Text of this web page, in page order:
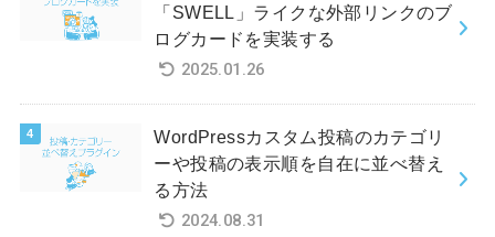
「SWELL」ライクな外部リンクのブ
ログカードを実装する
2025.01.26
WordPressカスタム投稿のカテゴリ
ーや投稿の表示順を自在に並べ替え
る方法
2024.08.31